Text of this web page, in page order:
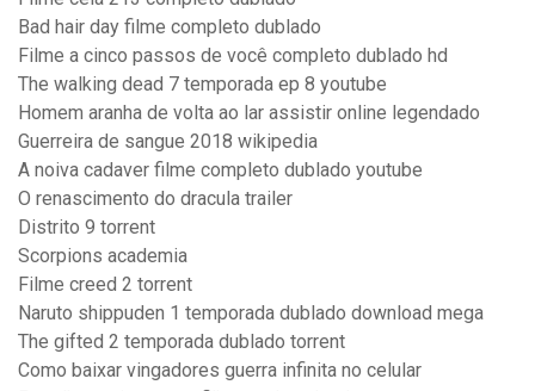
Bad hair day filme completo dublado
Filme a cinco passos de você completo dublado hd
The walking dead 7 temporada ep 8 youtube
Homem aranha de volta ao lar assistir online legendado
Guerreira de sangue 2018 wikipedia
A noiva cadaver filme completo dublado youtube
O renascimento do dracula trailer
Distrito 9 torrent
Scorpions academia
Filme creed 2 torrent
Naruto shippuden 1 temporada dublado download mega
The gifted 2 temporada dublado torrent
Como baixar vingadores guerra infinita no celular